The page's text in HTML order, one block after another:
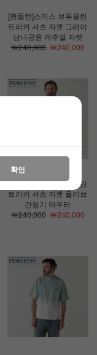
[펜들턴]스미스 브루클린
트러커 셔츠 자켓 그레이
남녀공용 캐주얼 자켓
￦240,000￦240,000
[펜들턴]스미스 브루클린
트러커 셔츠 자켓 올리브
간절기 아우터
￦240,000￦240,000
확인